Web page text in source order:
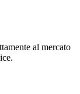
al mercato